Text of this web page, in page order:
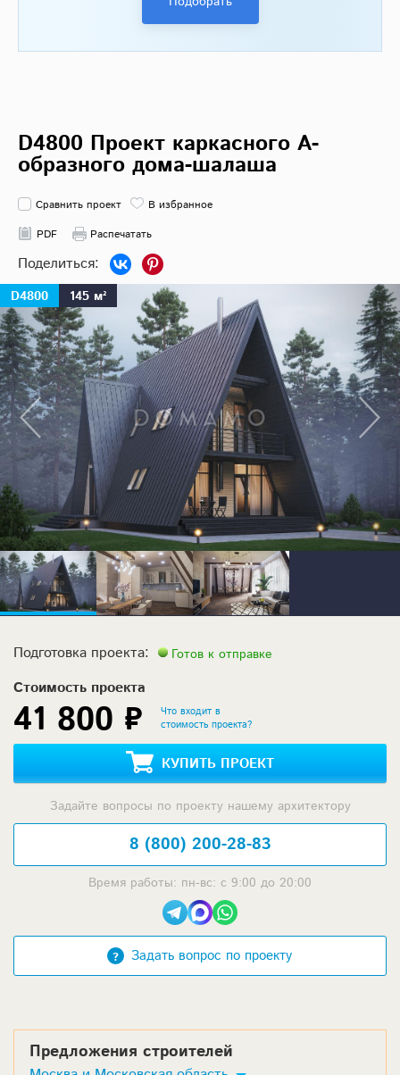
D4800 Проект каркасного А-
образного дома-шалаша
Сравнить проект
В избранное
PDF
Распечатать
D4800 145 м²
Подготовка проекта: Готов к отправке
Стоимость проекта
41 800 ₽
Что входит в
стоимость проекта?
КУПИТЬ ПРОЕКТ
Задайте вопросы по проекту нашему архитектору
8 (800) 200-28-83
Время работы: пн-вс: с 9:00 до 20:00
Задать вопрос по проекту
Предложения строителей